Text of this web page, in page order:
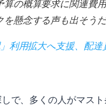
算の概算要求に関連費
懸念する声も出そうだ
」利用拡大へ支援、配
で、多くの人がマス